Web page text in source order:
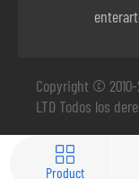
Copyright ©
LTD Todos los
Product